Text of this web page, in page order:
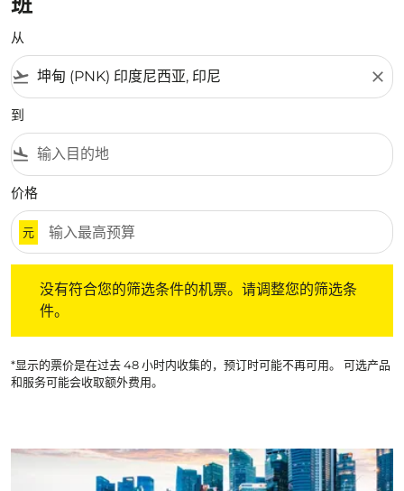
从
flight_takeoff close
到
flight_land
价格
元
没有符合您的筛选条件的机票。请调整您的筛选条
件。
*显示的票价是在过去 48 小时内收集的，预订时可能不再可用。 可选产品
和服务可能会收取额外费用。